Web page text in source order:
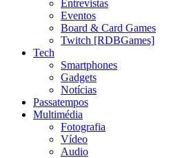
Entrevistas
Eventos
Board & Card Games
Twitch [RDBGames]
Tech
Smartphones
Gadgets
Notícias
Passatempos
Multimédia
Fotografia
Vídeo
Audio